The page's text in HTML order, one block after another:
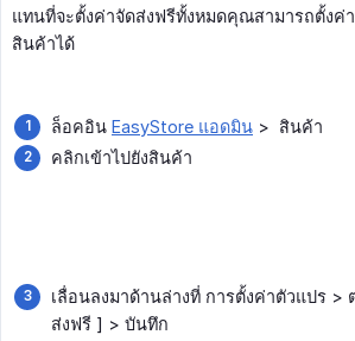
แทนที่จะตั้งค่าจัดส่งฟรีทั้งหมดคุณสามารถตั้งค่
สินค้าได้
ล็อคอิน EasyStore แอดมิน > สินค้า
คลิกเข้าไปยังสินค้า
เลื่อนลงมาด้านล่างที่ การตั้งค่าตัวแปร
ส่งฟรี ] > บันทึก